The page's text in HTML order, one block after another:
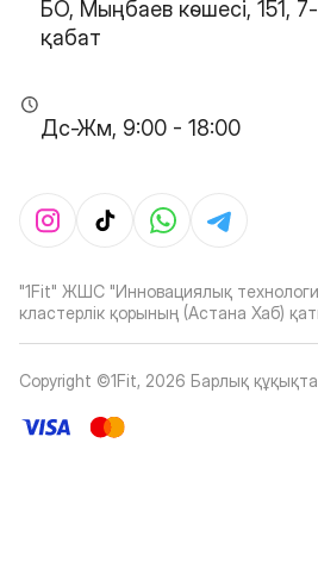
БО, Мыңбаев көшесі, 151, 7-
қабат
Дс-Жм, 9:00 - 18:00
"1Fit" ЖШС "Инновациялық
кластерлік қорының (Астана Хаб)
Copyright ©1Fit, 2026 Барлық